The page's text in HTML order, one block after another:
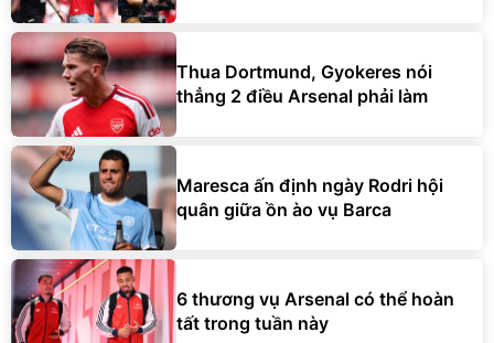
Thua Dortmund, Gyokeres nói
thẳng 2 điều Arsenal phải làm
Maresca ấn định ngày Rodri hội
quân giữa ồn ào vụ Barca
6 thương vụ Arsenal có thể hoàn
tất trong tuần này